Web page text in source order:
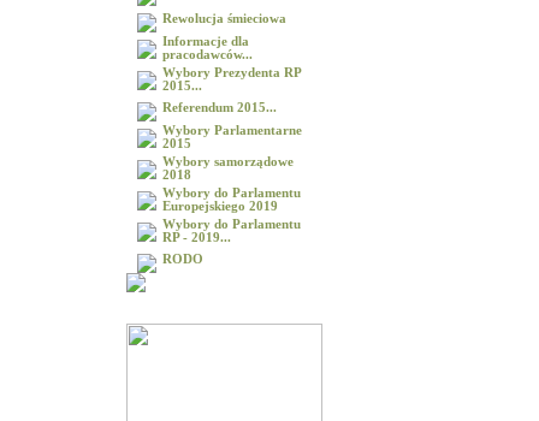
Rewolucja śmieciowa
Informacje dla
pracodawców...
Wybory Prezydenta RP
2015...
Referendum 2015...
Wybory Parlamentarne
2015
Wybory samorządowe
2018
Wybory do Parlamentu
Europejskiego 2019
Wybory do Parlamentu
RP - 2019...
RODO